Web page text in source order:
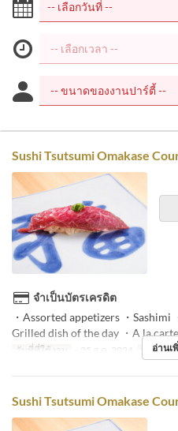
Sushi Tsutsumi Omakase
จำเป็นบัตรเครดิต
・Assorted appetizers ・Sashimi
Grilled dish of the day ・A la
วันที่ที่ใช้งาน ~ 25 ส.ค. 2024 มื้ออาหา
อ่านเ
Sushi Tsutsumi Omakase